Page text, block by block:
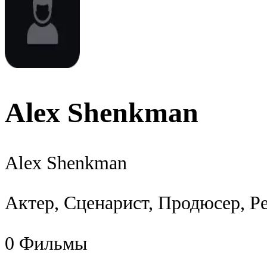
Alex Shenkman
Alex Shenkman
Актер, Сценарист, Продюсер,
0 Фильмы